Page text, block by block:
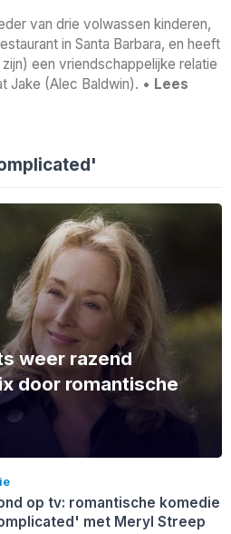
van drie volwassen kinderen,
in Santa Barbara, en heeft
een vriendschappelijke relatie
Jake (Alec Baldwin). • Lees
weer razend
door romantische
op tv: romantische komedie
met Meryl Streep